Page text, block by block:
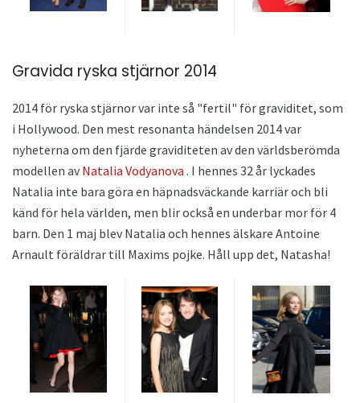
Gravida ryska stjärnor 2014
2014 för ryska stjärnor var inte så "fertil" för graviditet, som
i Hollywood. Den mest resonanta händelsen 2014 var
nyheterna om den fjärde graviditeten av den världsberömda
modellen av Natalia Vodyanova . I hennes 32 år lyckades
Natalia inte bara göra en häpnadsväckande karriär och bli
känd för hela världen, men blir också en underbar mor för 4
barn. Den 1 maj blev Natalia och hennes älskare Antoine
Arnault föräldrar till Maxims pojke. Håll upp det, Natasha!